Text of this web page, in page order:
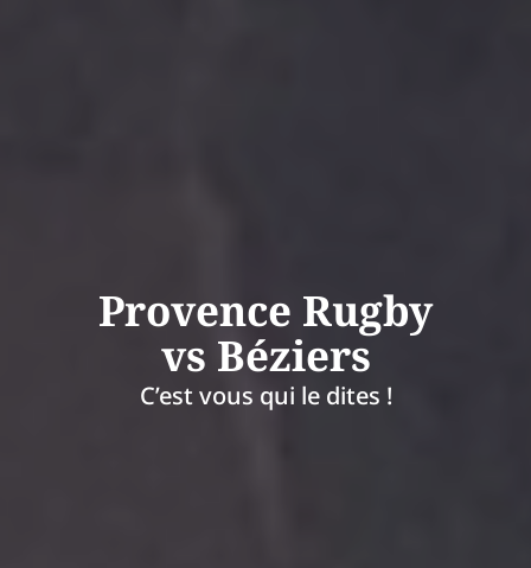
Provence Rugby
vs Béziers
C’est vous qui le dites !